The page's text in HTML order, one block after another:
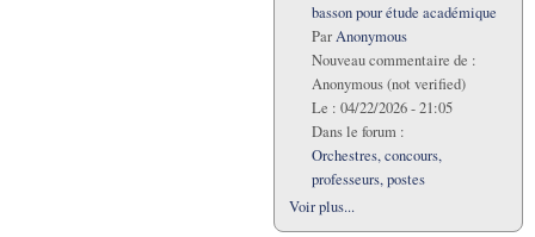
basson pour étude académique
ParAnonymous
Nouveau commentaire de :
Anonymous (not verified)
Le : 04/22/2026 - 21:05
Dans le forum :
Orchestres, concours,
professeurs, postes
Voir plus...